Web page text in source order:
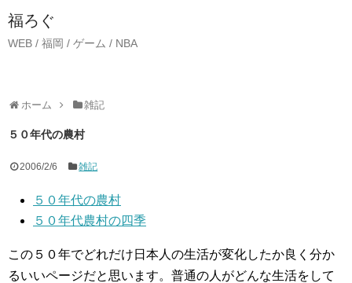
福ろぐ
WEB / 福岡 / ゲーム / NBA
ホーム 雑記
５０年代の農村
2006/2/6 雑記
５０年代の農村
５０年代農村の四季
この５０年でどれだけ日本人の生活が変化したか良く分か
るいいページだと思います。普通の人がどんな生活をして